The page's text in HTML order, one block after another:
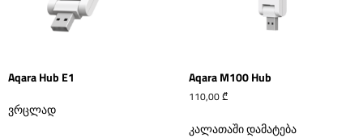
Aqara Hub E1
ვრცლად
Aqara M100 Hub
110,00₾
კალათაში დამატება